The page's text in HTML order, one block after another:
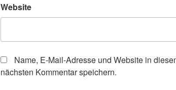
Website
Name, E-Mail-Adresse und Website in
nächsten Kommentar speichern.